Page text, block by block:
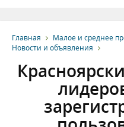
Главная
Малое и среднее
Новости и объявления